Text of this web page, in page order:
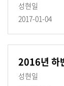
성현일
2017-01-04
2016년 하
성현일